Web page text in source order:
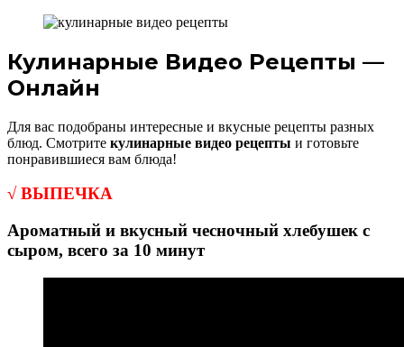
Кулинарные Видео Рецепты —
Онлайн
Для вас подобраны интересные и вкусные рецепты разных
блюд. Смотрите кулинарные видео рецепты и готовьте
понравившиеся вам блюда!
√ ВЫПЕЧКА
Ароматный и вкусный чесночный хлебушек с
сыром, всего за 10 минут